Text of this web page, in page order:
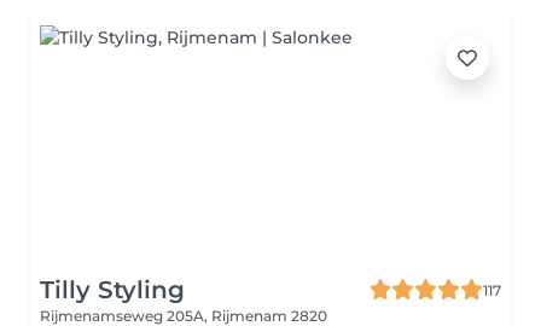
Tilly Styling
117
Rijmenamseweg 205A, Rijmenam 2820